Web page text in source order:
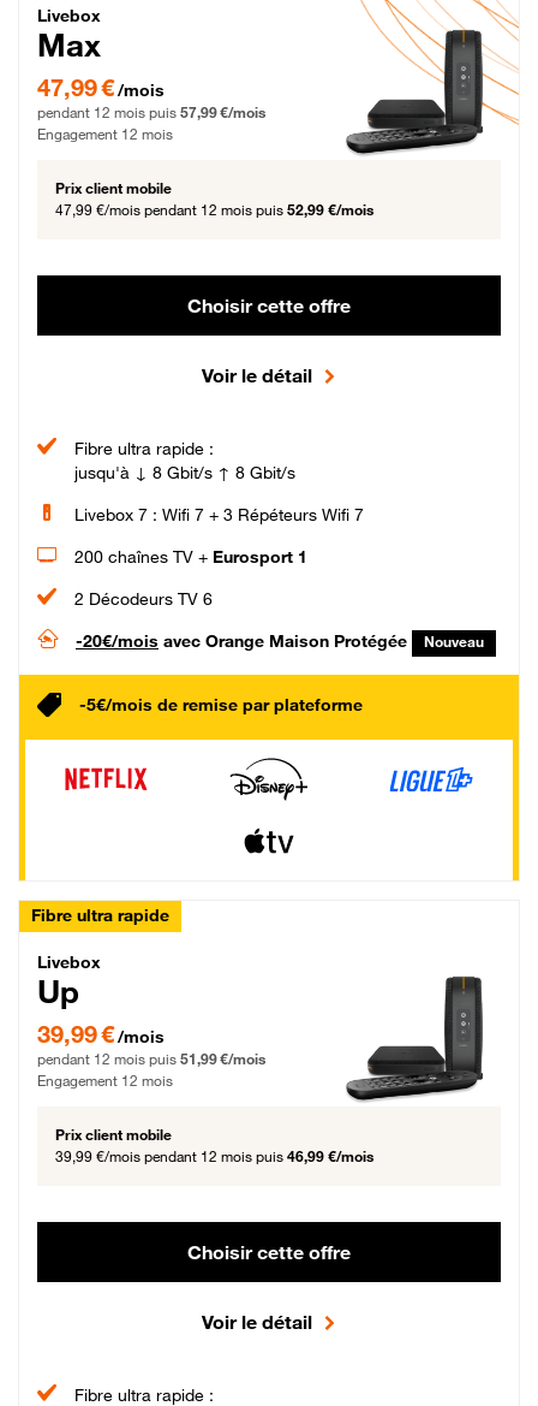
Livebox Max Fibre
Livebox
Max
47,99 € par mois pendant 12 mois puis 57,99 € par mois, Engagement 12 mois
47,99 €/mois
pendant 12 mois puis 57,99 €/mois
Engagement 12 mois
Prix client mobile
47,99 €/mois pendant 12 mois puis 52,99 €/mois
Choisir cette offre
Voir le détail
Fibre ultra rapide :
jusqu'à ↓ 8 Gbit/s ↑ 8 Gbit/s
Livebox 7 : Wifi 7 + 3 Répéteurs Wifi 7
200 chaînes TV + Eurosport 1
2 Décodeurs TV 6
-20€/mois avec Orange Maison Protégée Nouveau
-5€/mois de remise par plateforme
Fibre ultra rapide
Livebox Up Fibre
Livebox
Up
39,99 € par mois pendant 12 mois puis 51,99 € par mois, Engagement 12 mois
39,99 €/mois
pendant 12 mois puis 51,99 €/mois
Engagement 12 mois
Prix client mobile
39,99 €/mois pendant 12 mois puis 46,99 €/mois
Choisir cette offre
Voir le détail
Fibre ultra rapide :